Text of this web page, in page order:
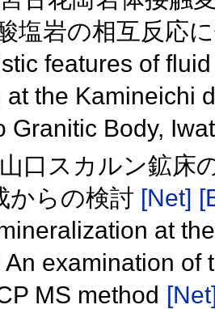
塩岩の相互反応
features of
at the Kamineichi
Granitic Body,
口スカルン鉱床
からの検討 [Net]
at
An examination
MS method